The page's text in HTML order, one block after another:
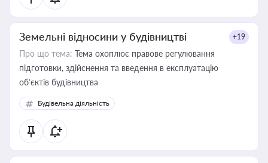
Земельні відносини у будівництві +19
Про що тема: Тема охоплює правове регулювання
підготовки, здійснення та введення в експлуатацію
об’єктів будівництва
Будівельна діяльність